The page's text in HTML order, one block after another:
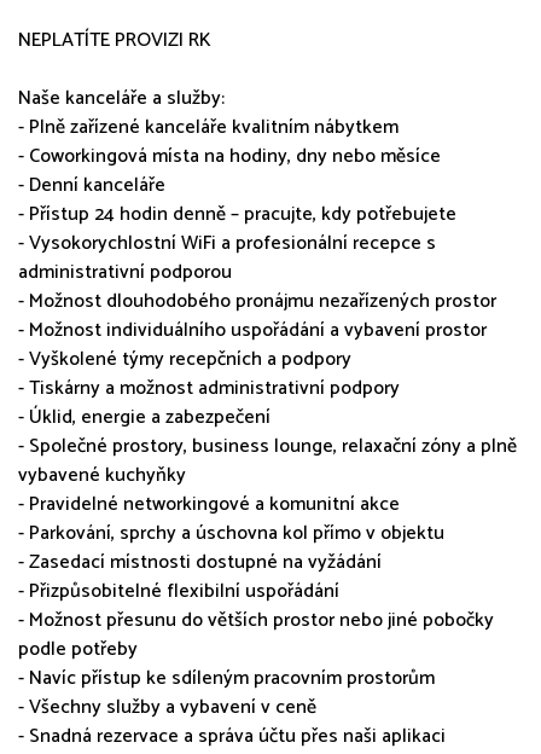
NEPLATÍTE PROVIZI RK
Naše kanceláře a služby:
- Plně zařízené kanceláře kvalitním nábytkem
- Coworkingová místa na hodiny, dny nebo měsíce
- Denní kanceláře
- Přístup 24 hodin denně – pracujte, kdy potřebujete
- Vysokorychlostní WiFi a profesionální recepce s
administrativní podporou
- Možnost dlouhodobého pronájmu nezařízených prostor
- Možnost individuálního uspořádání a vybavení prostor
- Vyškolené týmy recepčních a podpory
- Tiskárny a možnost administrativní podpory
- Úklid, energie a zabezpečení
- Společné prostory, business lounge, relaxační zóny a plně
vybavené kuchyňky
- Pravidelné networkingové a komunitní akce
- Parkování, sprchy a úschovna kol přímo v objektu
- Zasedací místnosti dostupné na vyžádání
- Přizpůsobitelné flexibilní uspořádání
- Možnost přesunu do větších prostor nebo jiné pobočky
podle potřeby
- Navíc přístup ke sdíleným pracovním prostorům
- Všechny služby a vybavení v ceně
- Snadná rezervace a správa účtu přes naši aplikaci